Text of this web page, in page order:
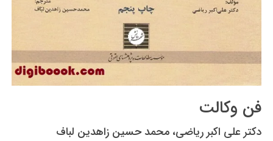
فن وکالت
دکتر علی اکبر ریاضی، محمد حسین زاهدین لباف